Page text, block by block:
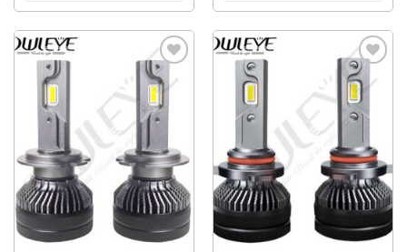
Yêu
thích
Yêu
thích